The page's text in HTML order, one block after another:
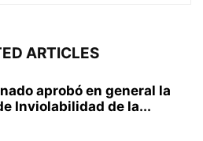
ARTICLES
aprobó en general la
Inviolabilidad de la...